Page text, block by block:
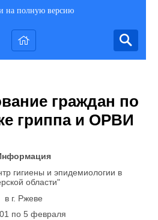
на полную версию
граждан по
гриппа и ОРВИ
гигиены и эпидемиологии в
области"
в г. Ржеве
по 5 февраля